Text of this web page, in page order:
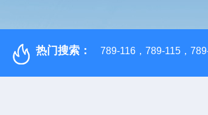
热门搜索： 789-116，789-115，